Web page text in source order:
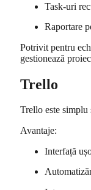
Task-uri
Raportare
Potrivit pentru
gestionează
Trello
Trello este
Avantaje:
Interfață